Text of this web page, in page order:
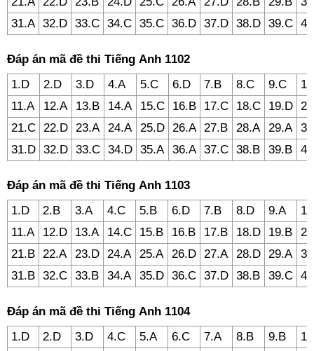
31.A 32.D 33.C 34.C 35.C 36.D 37.D 38.D 39.C
Đáp án mã đề thi Tiếng Anh 1102
1.D
2.D 3.D 4.A 5.C 6.D 7.B 8.C 9.C
11.A
12.A 13.B 14.A 15.C 16.B 17.C 18.C 19.D
21.C 22.D 23.A 24.A 25.D 26.A 27.B 28.A 29.A
31.D 32.D 33.C 34.D 35.A 36.A 37.C 38.B 39.B
Đáp án mã đề thi Tiếng Anh 1103
1.D
2.B 3.A 4.C 5.B 6.D 7.B 8.D 9.A
11.A
12.D 13.A 14.C 15.B 16.B 17.B 18.D 19.B
21.B 22.A 23.D 24.A 25.A 26.D 27.A 28.D 29.A
31.B 32.C 33.B 34.A 35.D 36.C 37.D 38.B 39.C
Đáp án mã đề thi Tiếng Anh 1104
1.D
2.D 3.D 4.C 5.A 6.C 7.A 8.B 9.B